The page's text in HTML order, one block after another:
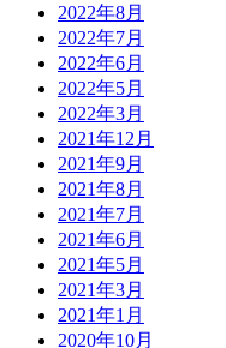
2022年8月
2022年7月
2022年6月
2022年5月
2022年3月
2021年12月
2021年9月
2021年8月
2021年7月
2021年6月
2021年5月
2021年3月
2021年1月
2020年10月